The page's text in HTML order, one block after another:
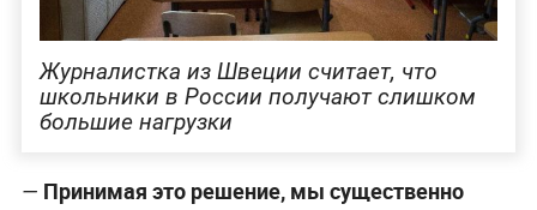
Журналистка из Швеции считает, что
школьники в России получают слишком
большие нагрузки
— Принимая это решение, мы существенно